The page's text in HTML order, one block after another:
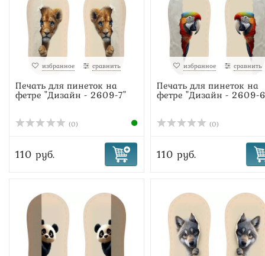
избранное сравнить
Печать для пинеток на
фетре "Дизайн - 2609-7"
(0)
110 руб.
избранное сравнить
Печать для пинеток на
фетре "Дизайн - 2609-
(0)
110 руб.